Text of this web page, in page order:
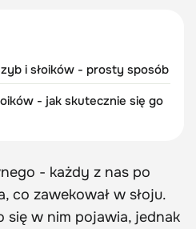
i słoików - prosty sposób
- jak skutecznie się go
- każdy z nas po
co zawekował w słoju.
się w nim pojawia, jednak